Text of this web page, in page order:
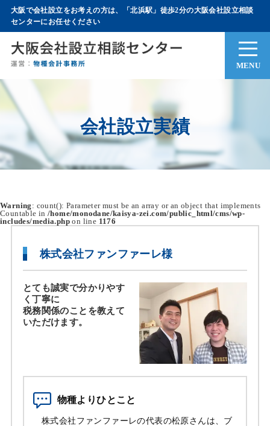
大阪で会社設立をお考えの方は、「北浜駅」徒歩2分の大阪会社設立相談
センターにお任せください
MENU
会社設立実績
Warning : count(): Parameter must be an array or an object that implements
Countable in/home/monodane/kaisya-zei.com/public_html/cms/wp-
includes/media.php on line 1176
株式会社ファンファーレ様
とても誠実で分かりやす
く丁寧に
税務関係のことを教えて
いただけます。
物種よりひとこと
株式会社ファンファーレの代表の松原さんは、ブ